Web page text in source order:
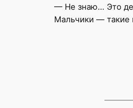
— Не знаю… Это
Мальчики — такие